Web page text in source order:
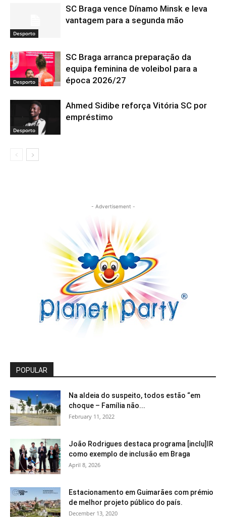
Desporto
SC Braga vence Dínamo Minsk e leva
vantagem para a segunda mão
Desporto
SC Braga arranca preparação da
equipa feminina de voleibol para a
época 2026/27
Desporto
Ahmed Sidibe reforça Vitória SC por
empréstimo
- Advertisement -
POPULAR
Na aldeia do suspeito, todos estão “em
choque – Família não...
February 11, 2022
João Rodrigues destaca programa [inclu]IR
como exemplo de inclusão em Braga
April 8, 2026
Estacionamento em Guimarães com prémio
de melhor projeto público do país.
December 13, 2020